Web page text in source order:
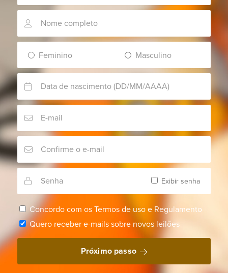
Feminino Masculino
Exibir senha
Concordo com os Termos de uso e Regulamento
Quero receber e-mails sobre novos leilões
Próximo passo